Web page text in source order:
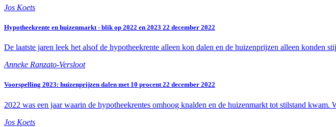
Jos Koets
Hypotheekrente en huizenmarkt - blik op 2022 en 2023 22 december 2022
De laatste jaren leek het alsof de hypotheekrente alleen kon dalen en de huizenprijzen alleen konden
Anneke Ranzato-Versloot
Voorspelling 2023: huizenprijzen dalen met 10 procent22 december 2022
2022 was een jaar waarin de hypotheekrentes omhoog knalden en de huizenmarkt tot stilstand kwam.
Jos Koets